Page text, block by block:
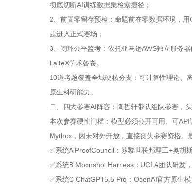
彻底切断AI训练数据集检索捷径；
2、前置零留存预检：命题前在零数据环境，
题进入正式赛场；
3、闭环公平监考：依托亚马逊AWS独立服务
LaTeX学术答卷。
10道考题覆盖全域硬核分支：可计算性理论、
原生科研能力。
二、四大参赛AI阵容：陶哲轩带队组队参赛，
本次参赛硬性门槛：模型必须公开可用、可
Mythos，因未对外开放，直接丧失参赛资格。
✅系统A ProofCouncil：苏黎世联邦理工+奥胡
✅系统B Moonshot Harness：UCLA团队研发
✅系统C ChatGPT5.5 Pro：OpenAI官方原生